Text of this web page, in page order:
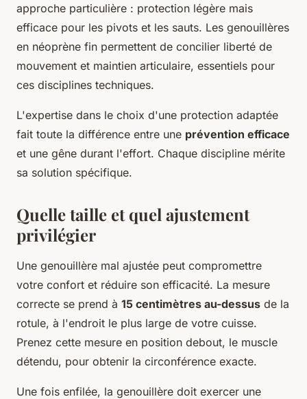
approche particulière : protection légère mais
efficace pour les pivots et les sauts. Les genouillères
en néoprène fin permettent de concilier liberté de
mouvement et maintien articulaire, essentiels pour
ces disciplines techniques.
L'expertise dans le choix d'une protection adaptée
fait toute la différence entre une prévention efficace
et une gêne durant l'effort. Chaque discipline mérite
sa solution spécifique.
Quelle taille et quel ajustement
privilégier
Une genouillère mal ajustée peut compromettre
votre confort et réduire son efficacité. La mesure
correcte se prend à 15 centimètres au-dessus de la
rotule, à l'endroit le plus large de votre cuisse.
Prenez cette mesure en position debout, le muscle
détendu, pour obtenir la circonférence exacte.
Une fois enfilée, la genouillère doit exercer une